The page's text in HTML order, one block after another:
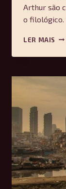
Arthur são
o filológico.
LER MAIS A
DO
DA
—
J.